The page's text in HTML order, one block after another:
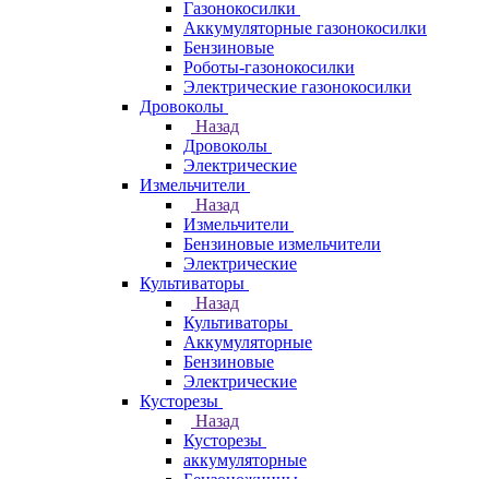
Газонокосилки
Аккумуляторные газонокосилки
Бензиновые
Роботы-газонокосилки
Электрические газонокосилки
Дровоколы
Назад
Дровоколы
Электрические
Измельчители
Назад
Измельчители
Бензиновые измельчители
Электрические
Культиваторы
Назад
Культиваторы
Аккумуляторные
Бензиновые
Электрические
Кусторезы
Назад
Кусторезы
аккумуляторные